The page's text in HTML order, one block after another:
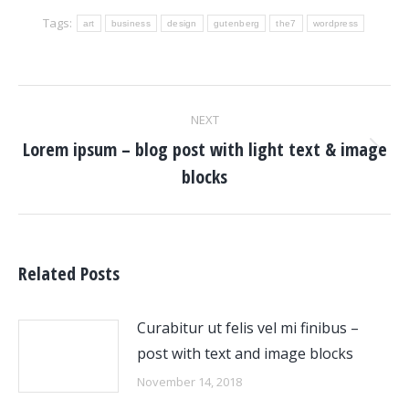
Tags:
art business design gutenberg the7 wordpress
NEXT
Next
post:
Lorem ipsum – blog post with light text & image
blocks
Related Posts
Curabitur ut felis vel mi finibus –
post with text and image blocks
November 14, 2018